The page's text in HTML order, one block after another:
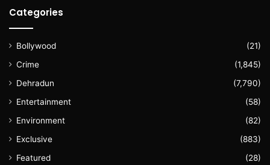
Categories
Bollywood
(21)
Crime
(1,845)
Dehradun
(7,790)
Entertainment
(58)
Environment
(82)
Exclusive
(883)
Featured
(28)